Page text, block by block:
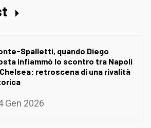
Spalletti, quando Diego
infiammò lo scontro tra Napoli
retroscena di una rivalità
Gen 2026